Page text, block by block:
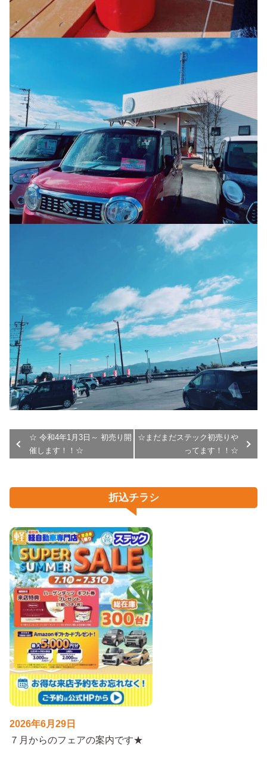
☆ 令和4年1月3日～ 初売り開
催します！！☆
☆まだまだステック初売りや
ってます！！☆
折込チラシ
2026年6月29日
７月からのフェアの案内です★